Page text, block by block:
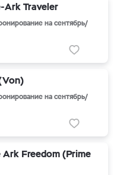
Ark Traveler
на сентябрь/
на сентябрь/
Freedom (Prime